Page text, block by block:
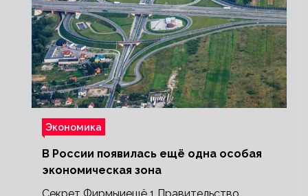
Экономика
В России появилась ещё одна особая
экономическая зона